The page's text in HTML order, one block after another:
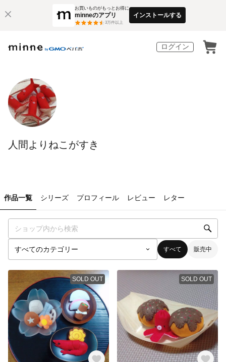
お買いものがもっとお得に
minneのアプリ
3万件以上
インストールする
ログイン
人間よりねこがすき
作品一覧 シリーズ プロフィール レビュー レター
すべて 販売中
SOLD OUT SOLD OUT